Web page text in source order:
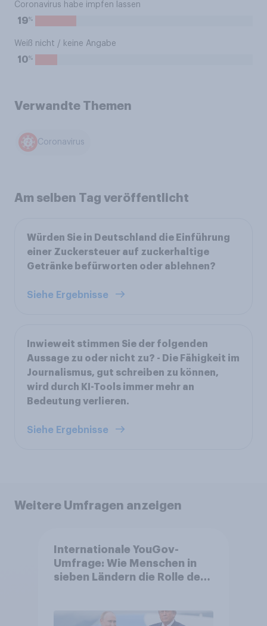
Coronavirus habe impfen lassen
19%
Weiß nicht / keine Angabe
10%
Verwandte Themen
Coronavirus
Am selben Tag veröffentlicht
Würden Sie in Deutschland die Einführung
einer Zuckersteuer auf zuckerhaltige
Getränke befürworten oder ablehnen?
Siehe Ergebnisse
Inwieweit stimmen Sie der folgenden
Aussage zu oder nicht zu? - Die Fähigkeit im
Journalismus, gut schreiben zu können,
wird durch KI-Tools immer mehr an
Bedeutung verlieren.
Siehe Ergebnisse
Weitere Umfragen anzeigen
Internationale YouGov-
Umfrage: Wie Menschen in
sieben Ländern die Rolle der
Bedrohungen und Bündnisse